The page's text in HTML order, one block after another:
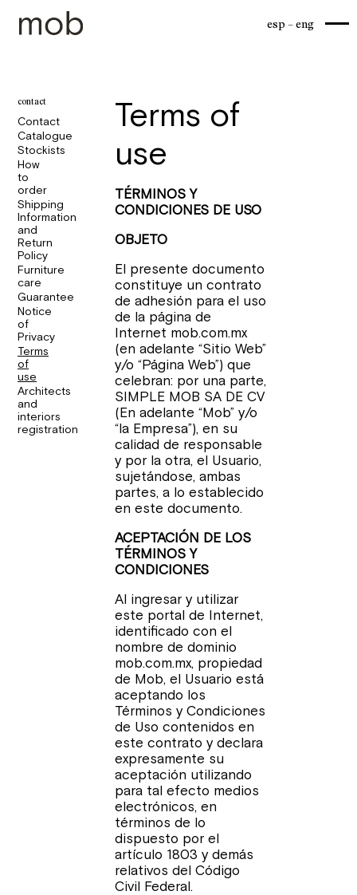
esp eng
contact
Contact
Catalogue
Stockists
How
to
order
Shipping
Information
and
Return
Policy
Furniture
care
Guarantee
Notice
of
Privacy
Terms
of
use
Architects
and
interiors
registration
Terms of
use
TÉRMINOS Y
CONDICIONES DE USO
OBJETO
El presente documento
constituye un contrato
de adhesión para el uso
de la página de
Internet mob.com.mx
(en adelante “Sitio Web”
y/o “Página Web”) que
celebran: por una parte,
SIMPLE MOB SA DE CV
(En adelante “Mob” y/o
“la Empresa”), en su
calidad de responsable
y por la otra, el Usuario,
sujetándose, ambas
partes, a lo establecido
en este documento.
ACEPTACIÓN DE LOS
TÉRMINOS Y
CONDICIONES
Al ingresar y utilizar
este portal de Internet,
identificado con el
nombre de dominio
mob.com.mx, propiedad
de Mob, el Usuario está
aceptando los
Términos y Condiciones
de Uso contenidos en
este contrato y declara
expresamente su
aceptación utilizando
para tal efecto medios
electrónicos, en
términos de lo
dispuesto por el
artículo 1803 y demás
relativos del Código
Civil Federal.